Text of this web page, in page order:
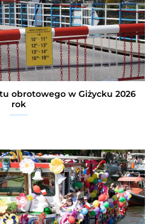
obrotowego w Giżycku 2026
rok